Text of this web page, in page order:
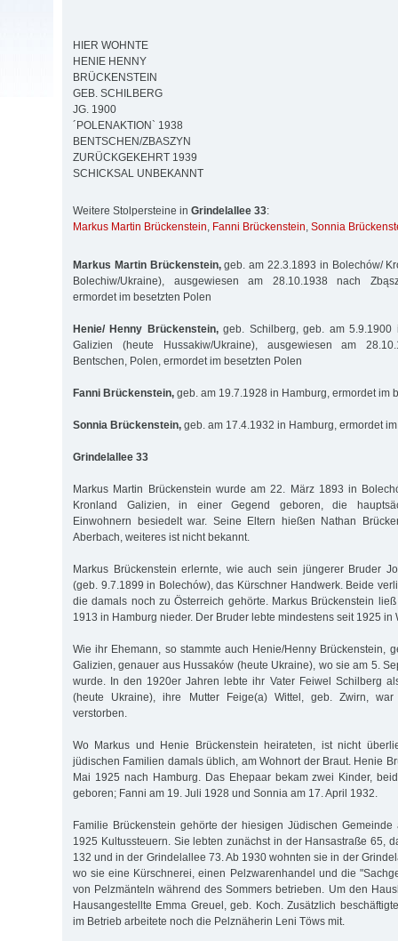
HIER WOHNTE
HENIE HENNY
BRÜCKENSTEIN
GEB. SCHILBERG
JG. 1900
´POLENAKTION` 1938
BENTSCHEN/ZBASZYN
ZURÜCKGEKEHRT 1939
SCHICKSAL UNBEKANNT
Weitere Stolpersteine in Grindelallee 33:
Markus Martin Brückenstein, Fanni Brückenstein, Sonnia
Markus Martin Brückenstein,geb. am 22.3.1893 in Bolechów/
Bolechiw/Ukraine), ausgewiesen am 28.10.1938 nach
ermordet im besetzten Polen
Henie/ Henny Brückenstein,geb. Schilberg, geb. am 5.9.1900
Galizien (heute Hussakiw/Ukraine), ausgewiesen am
Bentschen, Polen, ermordet im besetzten Polen
Fanni Brückenstein, geb. am 19.7.1928 in Hamburg, ermordet im
Sonnia Brückenstein, geb. am 17.4.1932 in Hamburg, ermordet
Grindelallee 33
Markus Martin Brückenstein wurde am 22. März 1893 in
Kronland Galizien, in einer Gegend geboren, die
Einwohnern besiedelt war. Seine Eltern hießen Nathan
Aberbach, weiteres ist nicht bekannt.
Markus Brückenstein erlernte, wie auch sein jüngerer Bruder
(geb. 9.7.1899 in Bolechów), das Kürschner Handwerk. Beide
die damals noch zu Österreich gehörte. Markus Brückenstein
1913 in Hamburg nieder. Der Bruder lebte mindestens seit 1925 in
Wie ihr Ehemann, so stammte auch Henie/Henny Brückenstein,
Galizien, genauer aus Hussaków (heute Ukraine), wo sie am 5.
wurde. In den 1920er Jahren lebte ihr Vater Feiwel Schilberg
(heute Ukraine), ihre Mutter Feige(a) Wittel, geb. Zwirn,
verstorben.
Wo Markus und Henie Brückenstein heirateten, ist nicht
jüdischen Familien damals üblich, am Wohnort der Braut. Henie
Mai 1925 nach Hamburg. Das Ehepaar bekam zwei Kinder,
geboren; Fanni am 19. Juli 1928 und Sonnia am 17. April 1932.
Familie Brückenstein gehörte der hiesigen Jüdischen
1925 Kultussteuern. Sie lebten zunächst in der Hansastraße 65,
132 und in der Grindelallee 73. Ab 1930 wohnten sie in der
wo sie eine Kürschnerei, einen Pelzwarenhandel und die
von Pelzmänteln während des Sommers betrieben. Um den
Hausangestellte Emma Greuel, geb. Koch. Zusätzlich
im Betrieb arbeitete noch die Pelznäherin Leni Töws mit.